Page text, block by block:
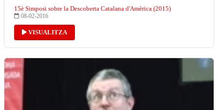
15è Simposi sobre la Descoberta Catalana d'Amèrica (2015)
08-02-2016
VISUALITZA